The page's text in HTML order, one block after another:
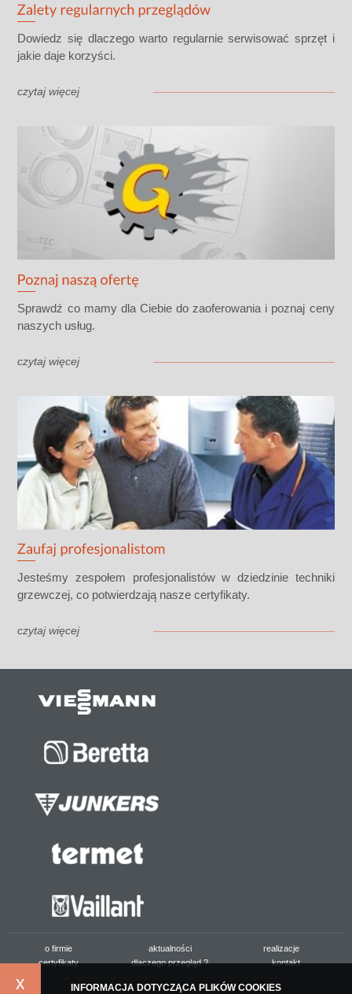
Dowiedz się dlaczego warto regularnie serwisować sprzęt i
jakie daje korzyści.
czytaj więcej
Sprawdź co mamy dla Ciebie do zaoferowania i poznaj ceny
naszych usług.
czytaj więcej
Jesteśmy zespołem profesjonalistów w dziedzinie techniki
grzewczej, co potwierdzają nasze certyfikaty.
czytaj więcej
o firmie aktualności
realizacje
certyfikaty
dlaczego przegląd ? kontakt
x INFORMACJA DOTYCZĄCA PLIKÓW COOKIES